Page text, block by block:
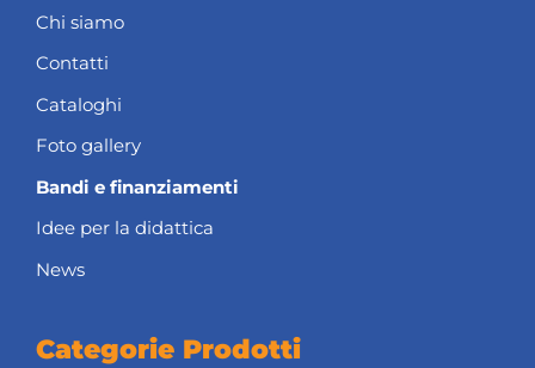
Chi siamo
Contatti
Cataloghi
Foto gallery
Bandi e finanziamenti
Idee per la didattica
News
Categorie Prodotti